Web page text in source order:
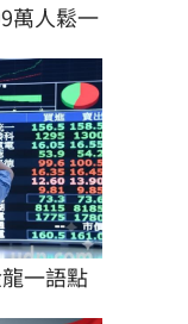
萬人鬆一
一語點